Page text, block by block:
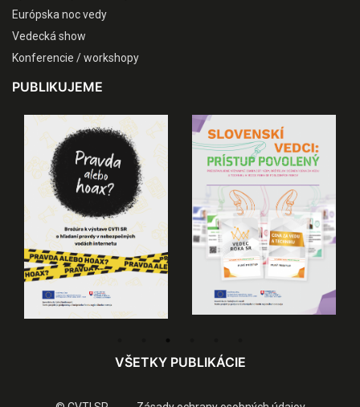
Európska noc vedy
Vedecká show
Konferencie / workshopy
PUBLIKUJEME
VŠETKY PUBLIKÁCIE